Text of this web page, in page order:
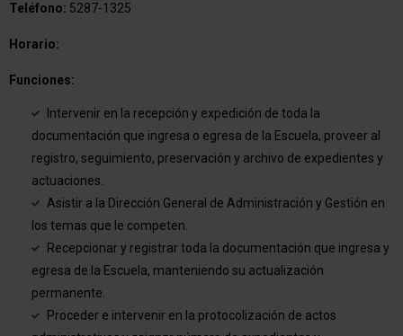
Teléfono: 5287-1325
Horario:
Funciones:
Intervenir en la recepción y expedición de toda la
documentación que ingresa o egresa de la Escuela, proveer al
registro, seguimiento, preservación y archivo de expedientes y
actuaciones.
Asistir a la Dirección General de Administración y Gestión en
los temas que le competen.
Recepcionar y registrar toda la documentación que ingresa y
egresa de la Escuela, manteniendo su actualización
permanente.
Proceder e intervenir en la protocolización de actos